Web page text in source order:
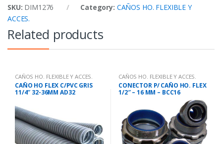
SKU: DIM1276 Category: CAÑOS HO. FLEXIBLE Y
ACCES.
Related products
CAÑOS HO. FLEXIBLE Y ACCES.
CAÑO HO FLEX C/PVC GRIS
11/4″ 32-36MM AD32
CAÑOS HO. FLEXIBLE Y ACCES.
CONECTOR P/ CAÑO HO. FLEX
1/2″ – 16 MM – BCC16